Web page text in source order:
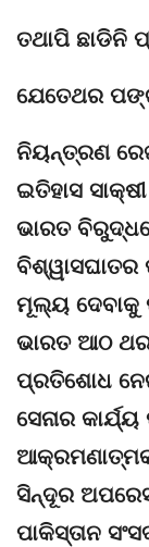
ତଥାପି ଛାଡିନି
ଯେତେଥର
ନିୟନ୍ତ୍ରଣ
ଇତିହାସ
ଭାରତ
ବିଶ୍ୱାସଘାତର
ମୂଲ୍ୟ ଦେବାକୁ
ଭାରତ ଆଠ ଥର
ପ୍ରତିଶୋଧ
ସେନାର
ସିନ୍ଦୂର
ପାକିସ୍ତାନ